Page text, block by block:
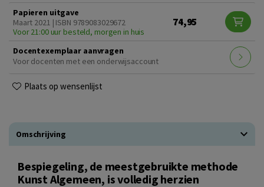
Papieren uitgave
Maart 2021 | ISBN 9789083029672
Voor 21:00 uur besteld, morgen in huis
74,95
Docentexemplaar aanvragen
Voor docenten met een onderwijsaccount
Plaats op wensenlijst
Omschrijving
Bespiegeling, de meestgebruikte methode
Kunst Algemeen, is volledig herzien